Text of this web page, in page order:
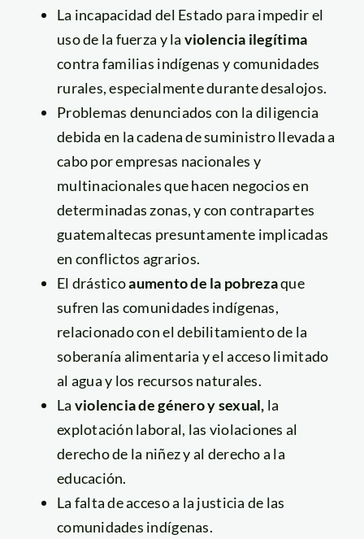
La incapacidad del Estado para impedir el
uso de la fuerza y la violencia ilegítima
contra familias indígenas y comunidades
rurales, especialmente durante desalojos.
Problemas denunciados con la diligencia
debida en la cadena de suministro llevada a
cabo por empresas nacionales y
multinacionales que hacen negocios en
determinadas zonas, y con contrapartes
guatemaltecas presuntamente implicadas
en conflictos agrarios.
El drásticoaumento de la pobrezaque
sufren las comunidades indígenas,
relacionado con el debilitamiento de la
soberanía alimentaria y el acceso limitado
al agua y los recursos naturales.
La violencia de género y sexual, la
explotación laboral, las violaciones al
derecho de la niñez y al derecho a la
educación.
La falta de acceso a la justicia de las
comunidades indígenas.